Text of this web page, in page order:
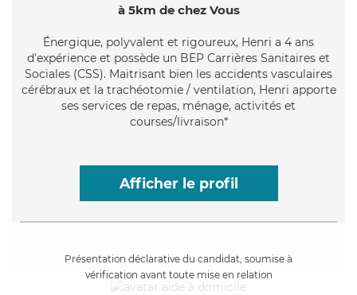
à 5km de chez Vous
Énergique, polyvalent et rigoureux, Henri a 4 ans
d'expérience et possède un BEP Carrières Sanitaires et
Sociales (CSS). Maitrisant bien les accidents vasculaires
cérébraux et la trachéotomie / ventilation, Henri apporte
ses services de repas, ménage, activités et
courses/livraison*
Afficher le profil
Présentation déclarative du candidat, soumise à
vérification avant toute mise en relation